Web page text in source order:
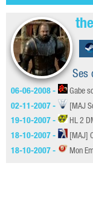
Ses
06-06-2008 -
Gabe
02-11-2007 -
[MAJ
19-10-2007 -
HL 2
18-10-2007 -
[MAJ]
18-10-2007 -
Mon